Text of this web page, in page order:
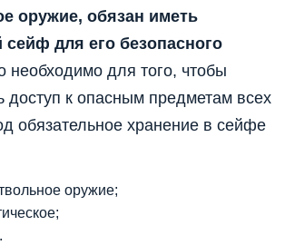
оружие, обязан иметь
для его безопасного
необходимо для того, чтобы
доступ к опасным предметам всех
обязательное хранение в сейфе
оружие;